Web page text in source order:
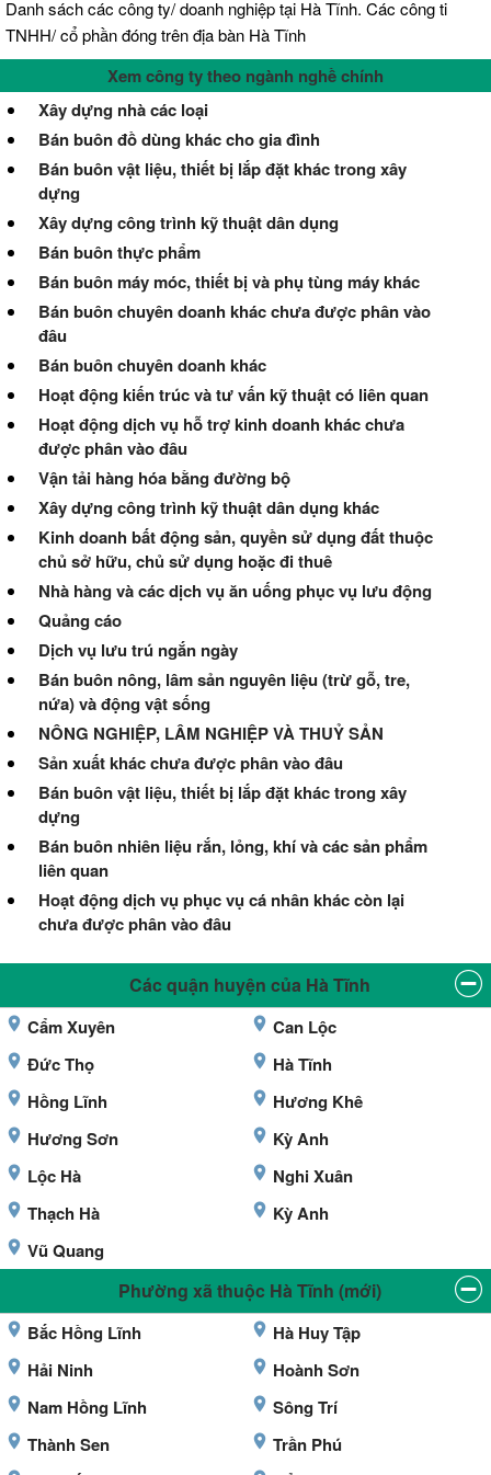
Danh sách các công ty/ doanh nghiệp tại Hà Tĩnh. Các công ti
TNHH/ cổ phần đóng trên địa bàn Hà Tĩnh
Xem công ty theo ngành nghề chính
Xây dựng nhà các loại
Bán buôn đồ dùng khác cho gia đình
Bán buôn vật liệu, thiết bị lắp đặt khác trong xây
dựng
Xây dựng công trình kỹ thuật dân dụng
Bán buôn thực phẩm
Bán buôn máy móc, thiết bị và phụ tùng máy khác
Bán buôn chuyên doanh khác chưa được phân vào
đâu
Bán buôn chuyên doanh khác
Hoạt động kiến trúc và tư vấn kỹ thuật có liên quan
Hoạt động dịch vụ hỗ trợ kinh doanh khác chưa
được phân vào đâu
Vận tải hàng hóa bằng đường bộ
Xây dựng công trình kỹ thuật dân dụng khác
Kinh doanh bất động sản, quyền sử dụng đất thuộc
chủ sở hữu, chủ sử dụng hoặc đi thuê
Nhà hàng và các dịch vụ ăn uống phục vụ lưu động
Quảng cáo
Dịch vụ lưu trú ngắn ngày
Bán buôn nông, lâm sản nguyên liệu (trừ gỗ, tre,
nứa) và động vật sống
NÔNG NGHIỆP, LÂM NGHIỆP VÀ THUỶ SẢN
Sản xuất khác chưa được phân vào đâu
Bán buôn vật liệu, thiết bị lắp đặt khác trong xây
dựng
Bán buôn nhiên liệu rắn, lỏng, khí và các sản phẩm
liên quan
Hoạt động dịch vụ phục vụ cá nhân khác còn lại
chưa được phân vào đâu
Các quận huyện của Hà Tĩnh
Cẩm Xuyên
Can Lộc
Đức Thọ
Hà Tĩnh
Hồng Lĩnh
Hương Khê
Hương Sơn
Kỳ Anh
Lộc Hà
Nghi Xuân
Thạch Hà
Kỳ Anh
Vũ Quang
Phường xã thuộc Hà Tĩnh (mới)
Bắc Hồng Lĩnh
Hà Huy Tập
Hải Ninh
Hoành Sơn
Nam Hồng Lĩnh
Sông Trí
Thành Sen
Trần Phú